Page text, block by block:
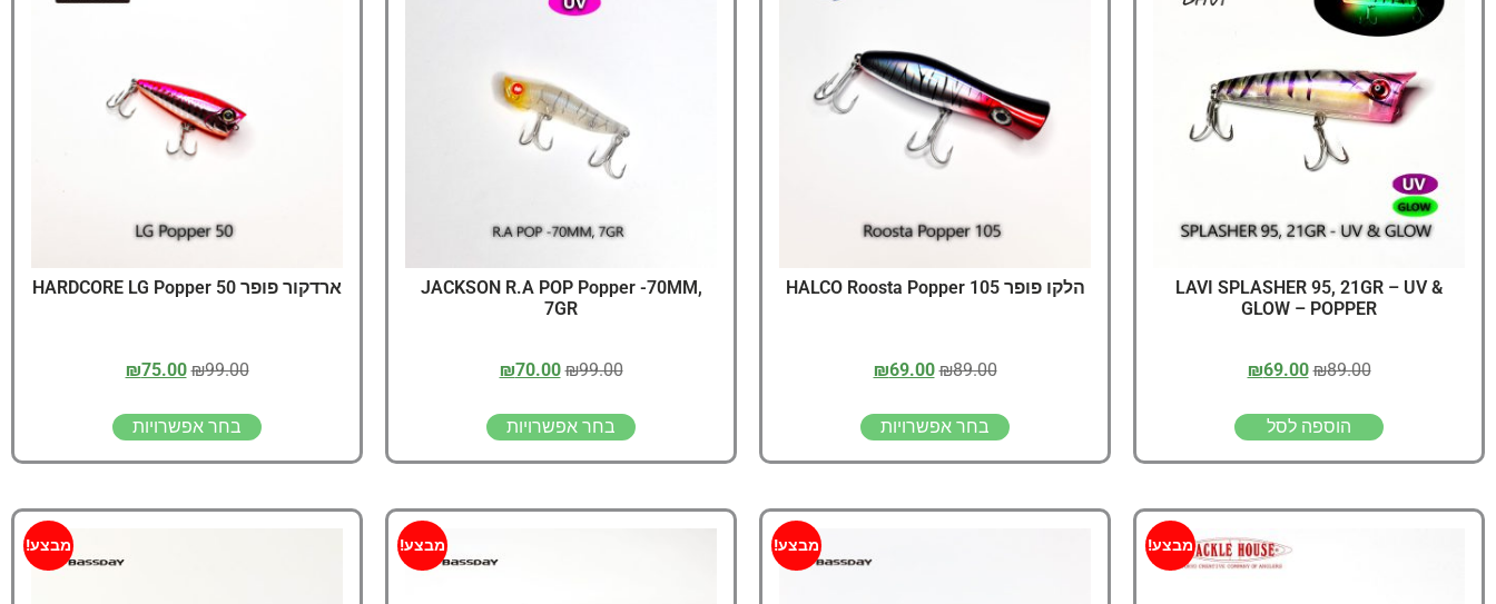
דיג – מאמרים בנושא דיג
תקנון אתר
LAVI SPLASHER 95, 21GR – UV &
GLOW – POPPER
₪89.00
₪69.00
הוספה לסל
הלקו פופר 105 HALCO Roosta Popper
₪89.00
₪69.00
בחר אפשרויות
JACKSON R.A POP Popper -70MM,
7GR
₪99.00
₪70.00
בחר אפשרויות
ארדקור פופר 50 HARDCORE LG Popper
₪99.00
₪75.00
בחר אפשרויות
מבצע! מבצע! מבצע! מבצע!